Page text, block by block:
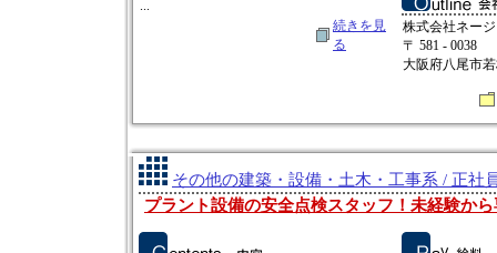
...
続きを見
る
株式会社ネー
〒 581 - 0038
大阪府八尾市
その他の建築・設備・土木・工事系 / 正社
プラント設備の安全点検スタッフ！未経験か